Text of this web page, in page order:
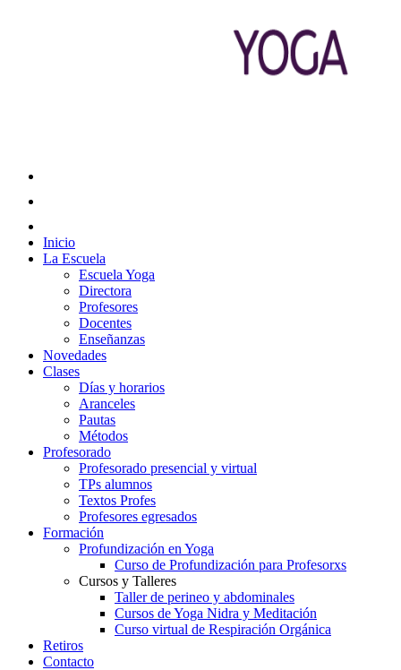
Inicio
La Escuela
Escuela Yoga
Directora
Profesores
Docentes
Enseñanzas
Novedades
Clases
Días y horarios
Aranceles
Pautas
Métodos
Profesorado
Profesorado presencial y virtual
TPs alumnos
Textos Profes
Profesores egresados
Formación
Profundización en Yoga
Curso de Profundización para Profesorxs
Cursos y Talleres
Taller de perineo y abdominales
Cursos de Yoga Nidra y Meditación
Curso virtual de Respiración Orgánica
Retiros
Contacto